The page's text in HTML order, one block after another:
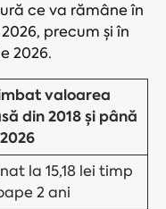
ce va rămâne în
precum și în
2026.
valoarea
din 2018 și până
la 15,18 lei timp
2 ani